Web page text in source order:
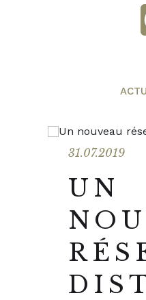
31.07.2019
UN